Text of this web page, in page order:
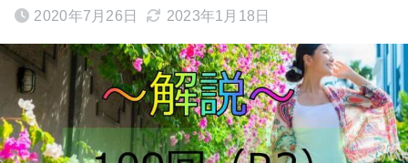
2020年7月26日 2023年1月18日